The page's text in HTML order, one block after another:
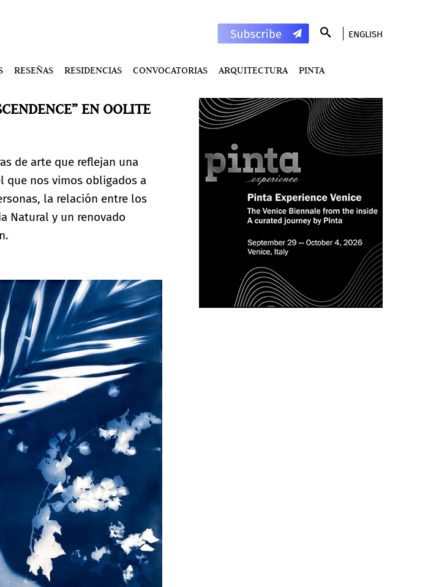
ENGLISH
RESEÑAS RESIDENCIAS CONVOCATORIAS ARQUITECTURA PINTA
EN OOLITE
de arte que reflejan una
que nos vimos obligados a
la relación entre los
Natural y un renovado